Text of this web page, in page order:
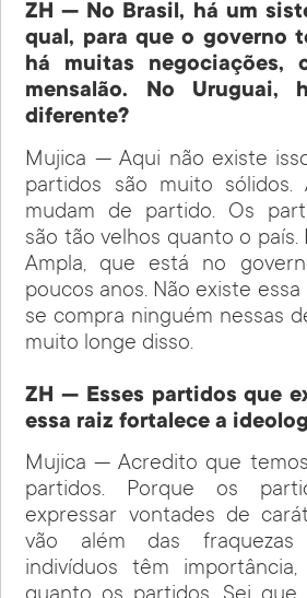
ZH — No Brasil, há um
qual, para que o governo
há muitas negociações,
mensalão. No Uruguai,
diferente?
Mujica — Aqui não existe
partidos são muito sólidos.
mudam de partido. Os
são tão velhos quanto o país.
Ampla, que está no
poucos anos. Não existe essa
se compra ninguém nessas
muito longe disso.
ZH — Esses partidos que
essa raiz fortalece a
Mujica — Acredito que
partidos. Porque os
expressar vontades de
vão além das fraquezas
indivíduos têm